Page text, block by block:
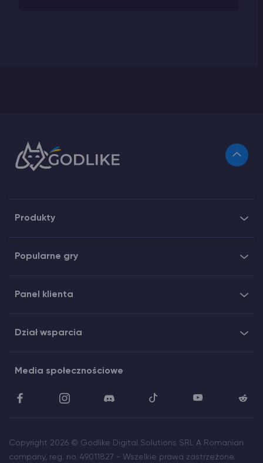
Produkty
Popularne gry
Panel klienta
Dział wsparcia
Media społecznościowe
Copyright 2026 © Godlike Digital Solutions SRL A Romanian
company, reg. no. 49011827 - Wszelkie prawa zastrzeżone.